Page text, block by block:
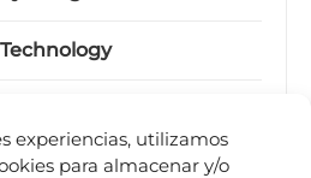
experiencias, utilizamos
para almacenar y/o